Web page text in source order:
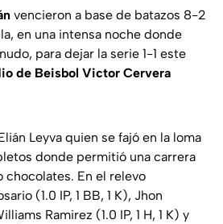
vencieron a base de batazos 8-2
en una intensa noche donde
para dejar la serie 1-1 este
de Beisbol Victor Cervera
Leyva quien se fajó en la loma
donde permitió una carrera
En el relevo
(1.0 IP, 1 BB, 1 K), Jhon
Ramirez (1.0 IP, 1 H, 1 K) y